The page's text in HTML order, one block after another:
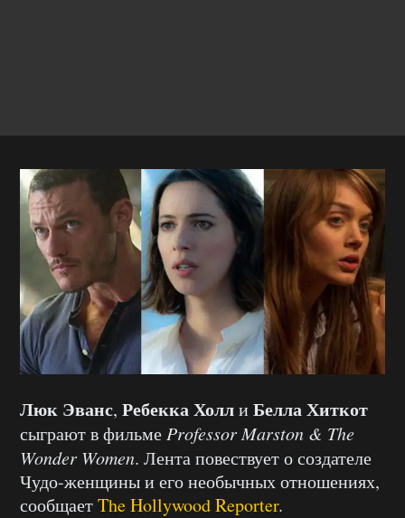
Люк Эванс, Ребекка Холли Белла Хиткот
сыграют в фильме Professor Marston & The
Wonder Women. Лента повествует о создателе
Чудо-женщины и его необычных отношениях,
сообщаетThe Hollywood Reporter.